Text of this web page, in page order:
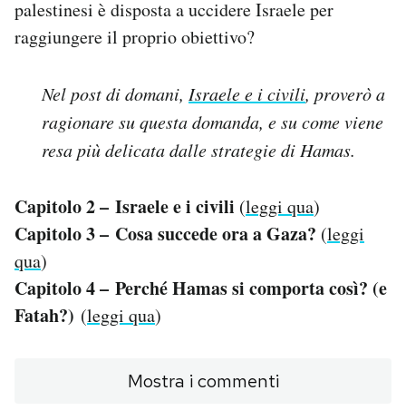
palestinesi è disposta a uccidere Israele per
raggiungere il proprio obiettivo?
Nel post di domani, Israele e i civili, proverò a
ragionare su questa domanda, e su come viene
resa più delicata dalle strategie di Hamas.
Capitolo 2 – Israele e i civili (leggi qua)
Capitolo 3 – Cosa succede ora a Gaza? (leggi
qua)
Capitolo 4 – Perché Hamas si comporta così? (e
Fatah?) (leggi qua)
Mostra i commenti